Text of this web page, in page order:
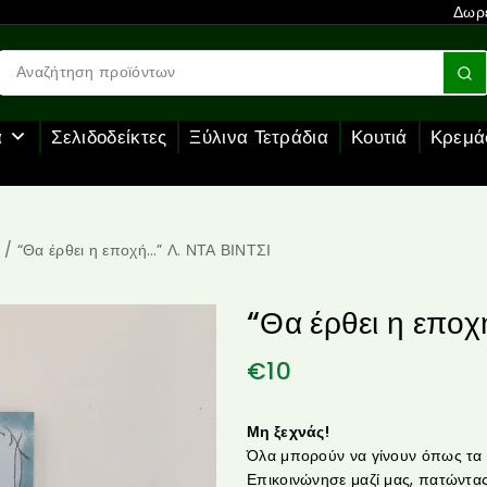
Σελιδοδείκτες Ξύλινα Τετράδια Κουτιά
/ “Θα έρθει η εποχή…” Λ. ΝΤΑ ΒΙΝΤΣΙ
“Θα έρθει η
€10
Μη ξεχνάς!
Όλα μπορούν να γίνουν όπως τα
Επικοινώνησε μαζί μας,